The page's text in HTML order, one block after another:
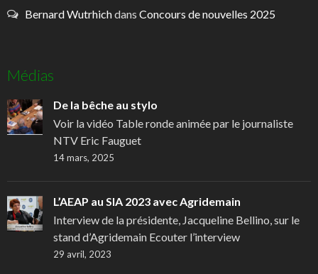
Bernard Wutrhichdans Concours de nouvelles 2025
Médias
De la bêche au stylo
Voir la vidéo Table ronde animée par le journaliste
NTV Eric Fauguet
14 mars, 2025
L’AEAP au SIA 2023 avec Agridemain
Interview de la présidente, Jacqueline Bellino, sur le
stand d’Agridemain Ecouter l’interview
29 avril, 2023